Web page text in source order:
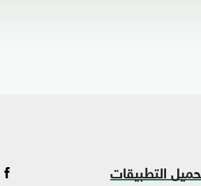
التطبيقات